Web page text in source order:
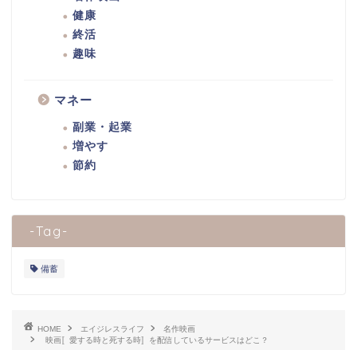
健康
終活
趣味
マネー
副業・起業
増やす
節約
-Tag-
備蓄
HOME エイジレスライフ
名作映画
映画〚愛する時と死する時〛を配信しているサービスはどこ？